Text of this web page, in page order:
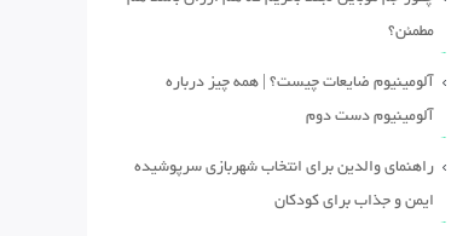
مطمئن؟
آلومینیوم ضایعات چیست؟ | همه چیز درباره
آلومینیوم دست دوم
راهنمای والدین برای انتخاب شهربازی سرپوشیده
ایمن و جذاب برای کودکان